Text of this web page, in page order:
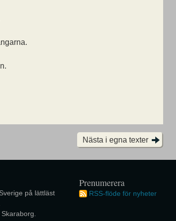
Nästa i egna texter
på lättläst
Prenumerera
RSS-flöde för nyheter